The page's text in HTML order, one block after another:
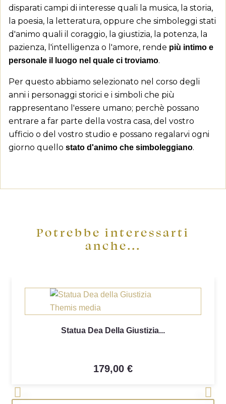
Aggiungi alla lista dei desideri
add_circle_outline
Crea nuova lista
((label))
((cancelText)) ((createText))
Devi avere effettuato l'accesso per salvare dei
prodotti nella tua lista dei desideri.
((cancelText)) ((loginText))
disparati campi di interesse quali la musica, la storia,
la poesia, la letteratura, oppure che simboleggi stati
d'animo quali il coraggio, la giustizia, la potenza, la
pazienza, l'intelligenza o l'amore, rende più intimo e
personale il luogo nel quale ci troviamo.
Per questo abbiamo selezionato nel corso degli
anni i personaggi storici e i simboli che più
rappresentano l'essere umano; perchè possano
entrare a far parte della vostra casa, del vostro
ufficio o del vostro studio e possano regalarvi ogni
giorno quello stato d'animo che simboleggiano.
Potrebbe interessarti
anche...
Statua Dea Della Giustizia...
179,00 €